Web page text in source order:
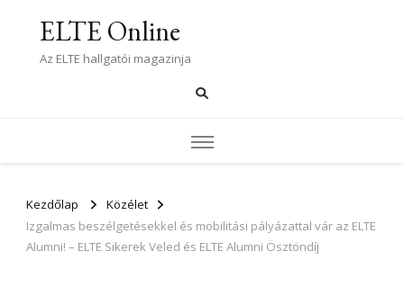
ELTE Online
Az ELTE hallgatói magazinja
Kezdőlap
Közélet
Izgalmas beszélgetésekkel és mobilitási pályázattal vár az ELTE
Alumni! – ELTE Sikerek Veled és ELTE Alumni Ösztöndíj